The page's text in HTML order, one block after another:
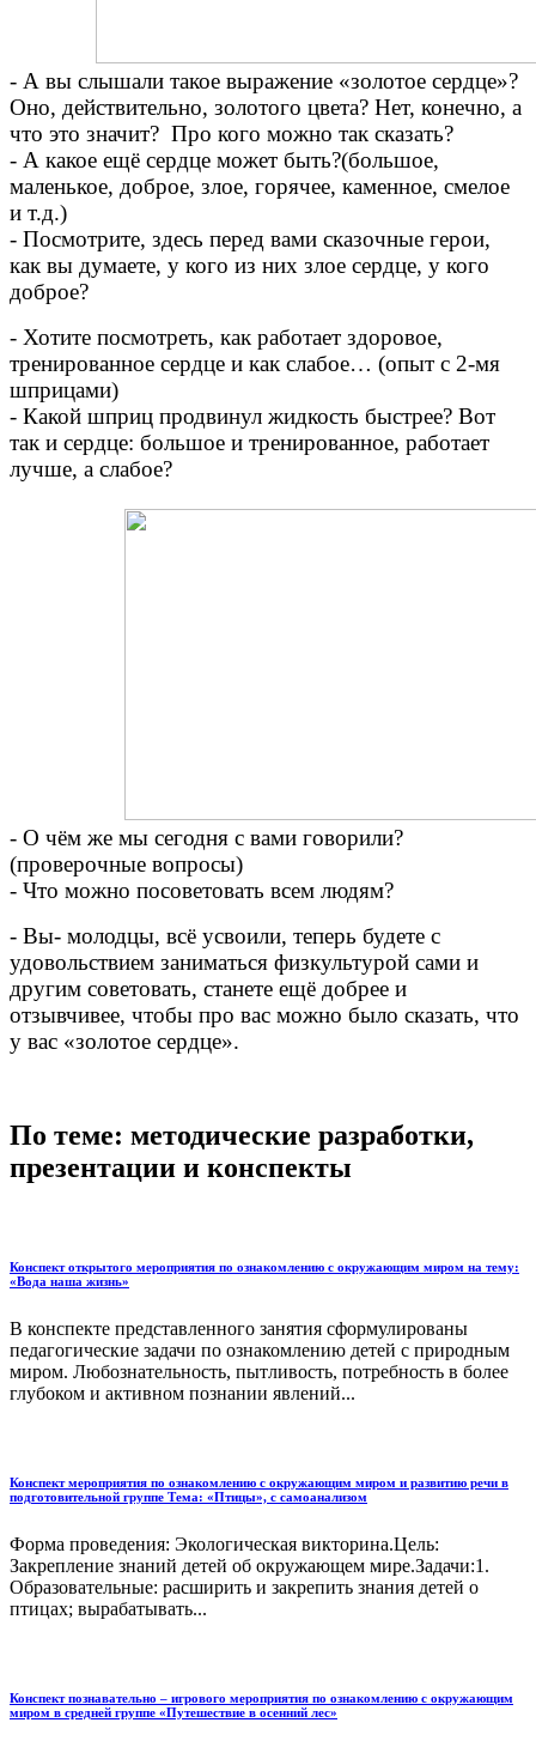
- А вы слышали такое выражение «золотое сердце»?
Оно, действительно, золотого цвета? Нет, конечно, а
что это значит? Про кого можно так сказать?
- А какое ещё сердце может быть?(большое,
маленькое, доброе, злое, горячее, каменное, смелое
и т.д.)
- Посмотрите, здесь перед вами сказочные герои,
как вы думаете, у кого из них злое сердце, у кого
доброе?
- Хотите посмотреть, как работает здоровое,
тренированное сердце и как слабое… (опыт с 2-мя
шприцами)
- Какой шприц продвинул жидкость быстрее? Вот
так и сердце: большое и тренированное, работает
лучше, а слабое?
- О чём же мы сегодня с вами говорили?
(проверочные вопросы)
- Что можно посоветовать всем людям?
- Вы- молодцы, всё усвоили, теперь будете с
удовольствием заниматься физкультурой сами и
другим советовать, станете ещё добрее и
отзывчивее, чтобы про вас можно было сказать, что
у вас «золотое сердце».
По теме: методические разработки,
презентации и конспекты
Конспект открытого мероприятия по ознакомлению с окружающим миром на тему:
«Вода наша жизнь»
В конспекте представленного занятия сформулированы
педагогические задачи по ознакомлению детей с природным
миром. Любознательность, пытливость, потребность в более
глубоком и активном познании явлений...
Конспект мероприятия по ознакомлению с окружающим миром и развитию речи в
подготовительной группе Тема: «Птицы», с самоанализом
Форма проведения: Экологическая викторина.Цель:
Закрепление знаний детей об окружающем мире.Задачи:1.
Образовательные: расширить и закрепить знания детей о
птицах; вырабатывать...
Конспект познавательно – игрового мероприятия по ознакомлению с окружающим
миром в средней группе «Путешествие в осенний лес»